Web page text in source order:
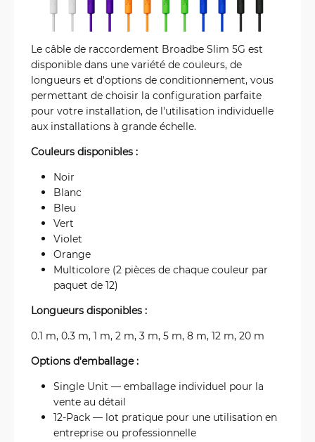
Le câble de raccordement Broadbe Slim 5G est
disponible dans une variété de couleurs, de
longueurs et d'options de conditionnement, vous
permettant de choisir la configuration parfaite
pour votre installation, de l'utilisation individuelle
aux installations à grande échelle.
Couleurs disponibles :
Noir
Blanc
Bleu
Vert
Violet
Orange
Multicolore (2 pièces de chaque couleur par
paquet de 12)
Longueurs disponibles :
0.1 m, 0.3 m, 1 m, 2 m, 3 m, 5 m, 8 m, 12 m, 20 m
Options d'emballage :
Single Unit — emballage individuel pour la
vente au détail
12-Pack — lot pratique pour une utilisation en
entreprise ou professionnelle